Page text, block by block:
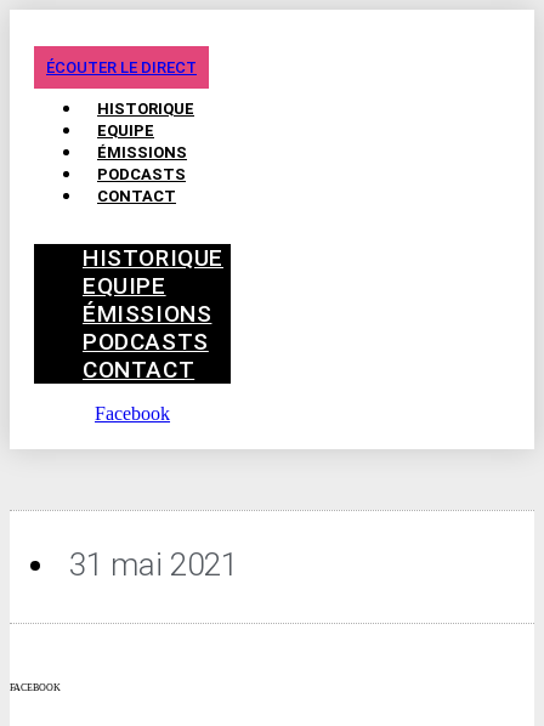
ÉCOUTER LE DIRECT
HISTORIQUE
EQUIPE
ÉMISSIONS
PODCASTS
CONTACT
HISTORIQUE
EQUIPE
ÉMISSIONS
PODCASTS
CONTACT
Facebook
31 mai 2021
FACEBOOK